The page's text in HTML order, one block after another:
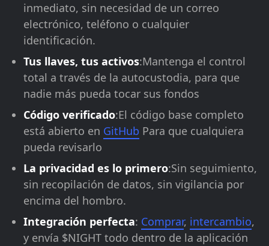
inmediato, sin necesidad de un correo
electrónico, teléfono o cualquier
identificación.
Tus llaves, tus activos:Mantenga el control
total a través de la autocustodia, para que
nadie más pueda tocar sus fondos
Código verificado:El código base completo
está abierto en GitHub Para que cualquiera
pueda revisarlo
La privacidad es lo primero:Sin seguimiento,
sin recopilación de datos, sin vigilancia por
encima del hombro.
Integración perfecta: Comprar, intercambio,
y envía $NIGHT todo dentro de la aplicación